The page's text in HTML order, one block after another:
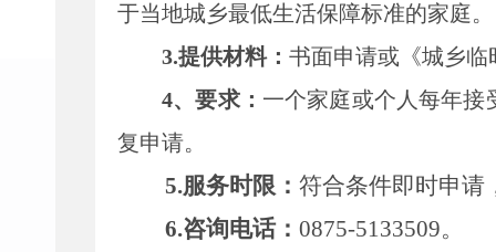
于当地城乡最低生活保障标准的家庭。
3.提供材料： 书面申请或 《城乡
4、要求： 一个家庭或个人每年接
复申请。
5.服务时限： 符合条件即时申请
6.咨询电话： 0875-5133509。